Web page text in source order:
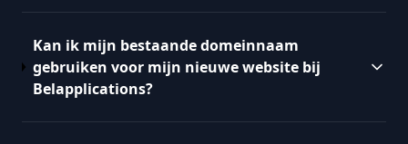
Kan ik mijn bestaande domeinnaam
gebruiken voor mijn nieuwe website bij
Belapplications?